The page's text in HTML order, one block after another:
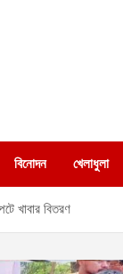
বিনোদন খেলাধুলা
খাবার বিতরণ